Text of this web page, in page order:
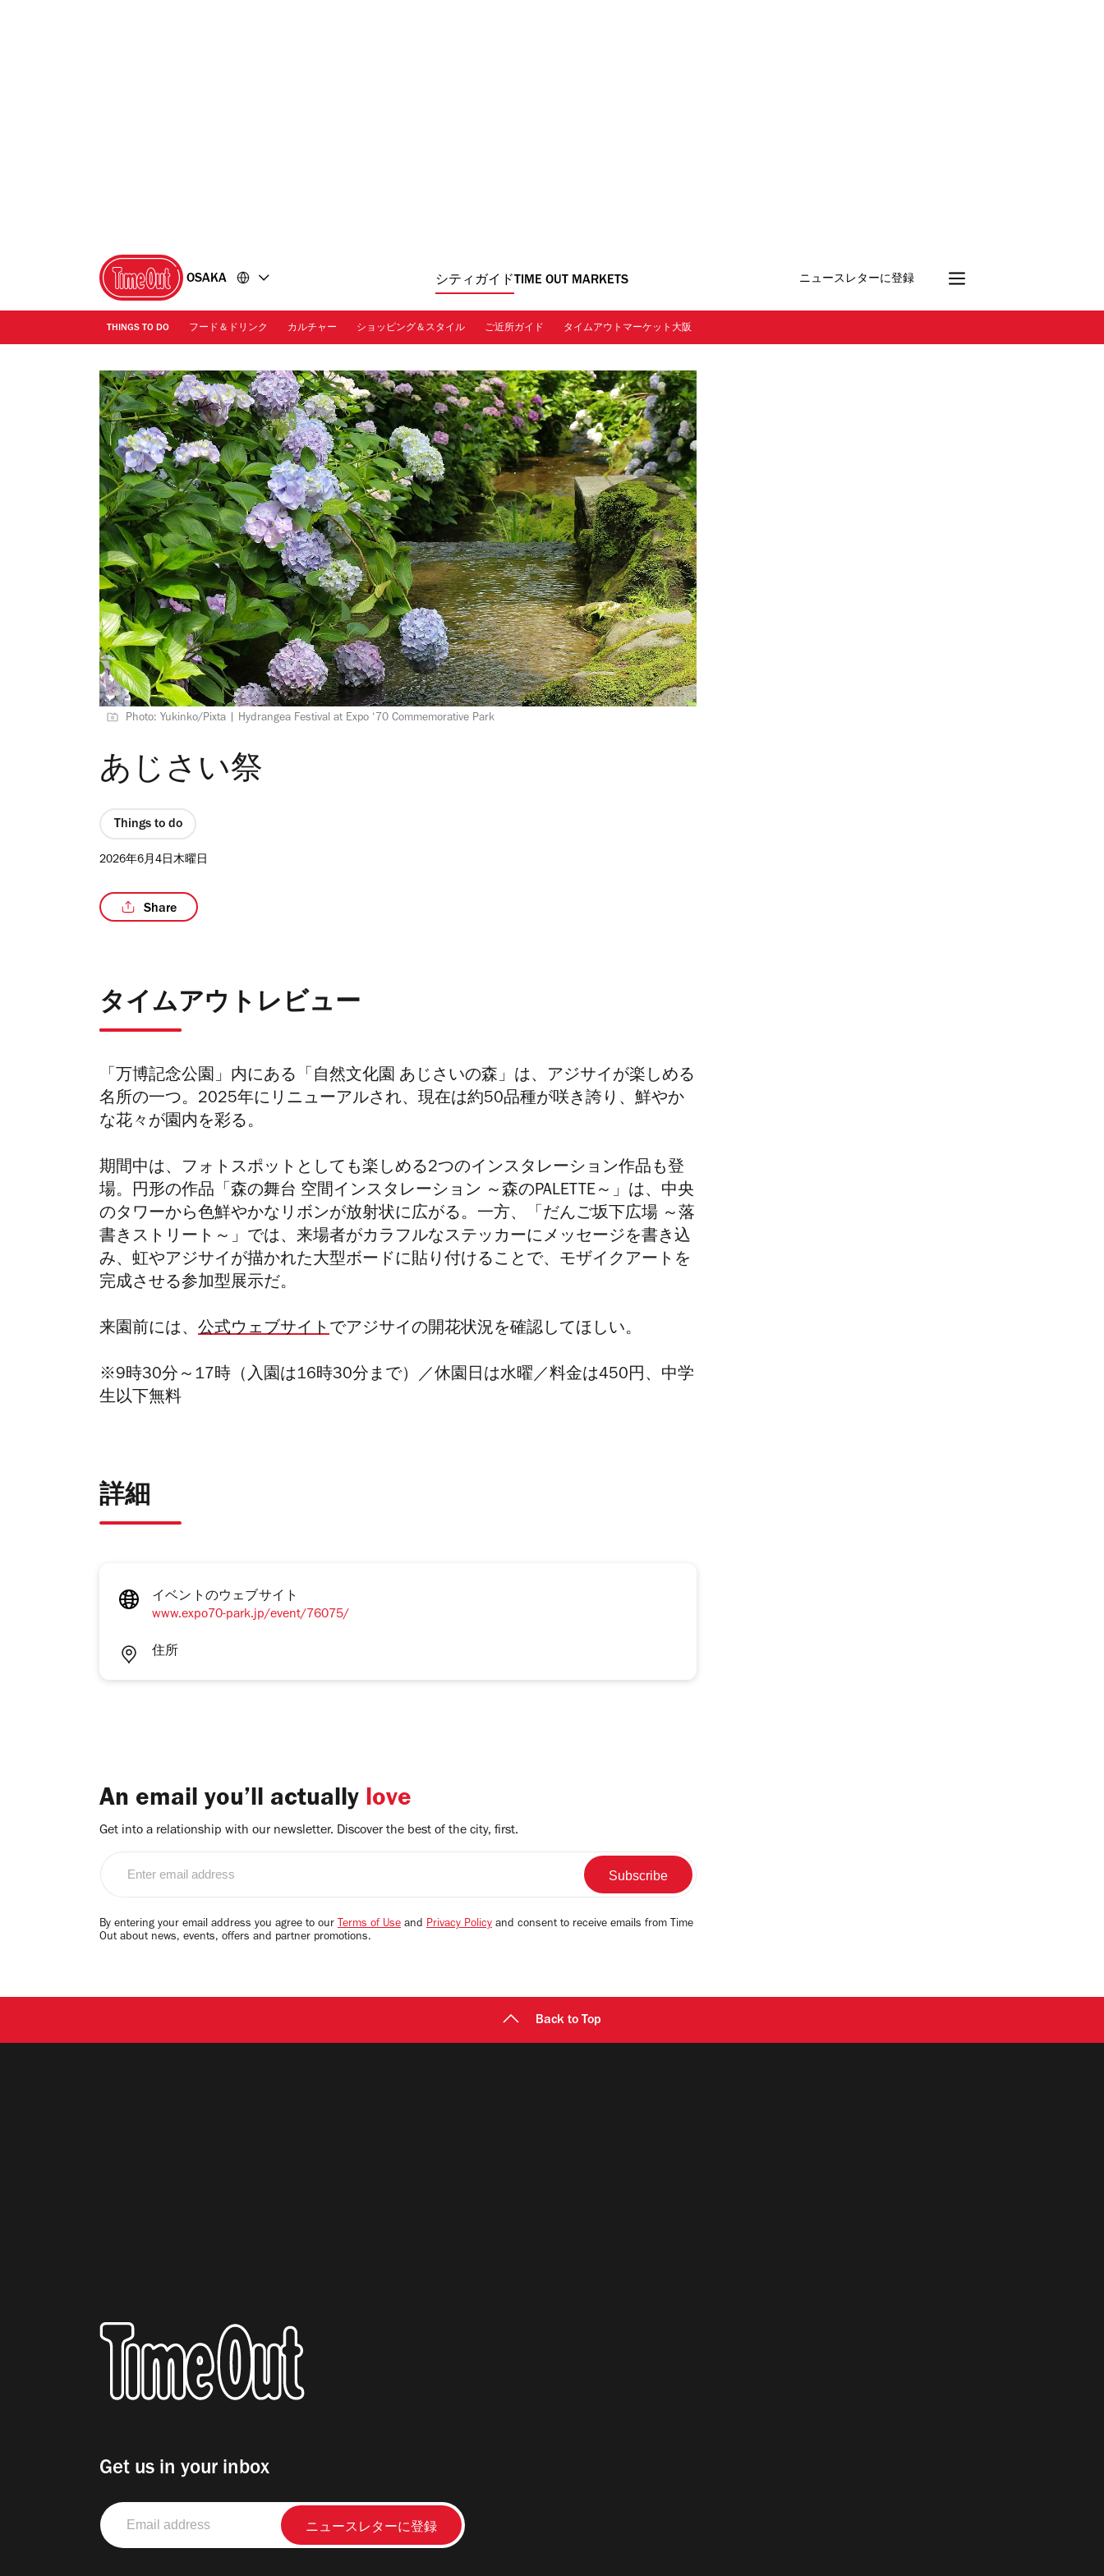
OSAKA シティガイド TIME OUT MARKETS ニュースレターに登録
THINGS TO DO フード＆ドリンク カルチャー ショッピング＆スタイル ご近所ガイド タイムアウトマーケット大阪
Photo: Yukinko/Pixta | Hydrangea Festival at Expo ‘70 Commemorative Park
あじさい祭
Things to do
2026年6月4日木曜日
Share
タイムアウトレビュー
「万博記念公園」内にある「自然文化園 あじさいの森」は、アジサイが楽しめる
名所の一つ。 2025年にリニューアルされ、現在は約50品種が咲き誇り、鮮やか
な花々が園内を彩る。
期間中は、フォトスポットとしても楽しめる2つのインスタレーション作品も登
場。円形の作品 「森の舞台 空間インスタレーション ～森のPALETTE～」 は、中央
のタワーから色鮮やかなリボンが放射状に広がる。一方、
「だんご坂下広場 ～落
書きストリート～」
では、来場者がカラフルなステッカーにメッセージを書き込
み、虹やアジサイが描かれた大型ボードに貼り付けることで、モザイクアートを
完成させる参加型展示だ。
来園前には、 公式ウェブサイト でアジサイの開花状況を確認してほしい。
※9時30分～17時（入園は16時30分まで）／休園日は水曜／料金は450円、中学
生以下無料
詳細
イベントのウェブサイト
www.expo70-park.jp/event/76075/
住所
An email you’ll actually love
Get into a relationship with our newsletter. Discover the best of the city, first.
email
By entering your email address you agree to our Terms of Use and Privacy Policy and consent to receive emails from Time
Out about news, events, offers and partner promotions.
Back to Top
Get us in your inbox
Email
address